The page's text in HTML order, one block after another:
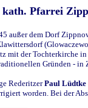
kath. Pfarrei
außer dem Dorf
der Tochterkirche in
Gründen - in
RederitzerPaul Lüdtke
worden. Bei der